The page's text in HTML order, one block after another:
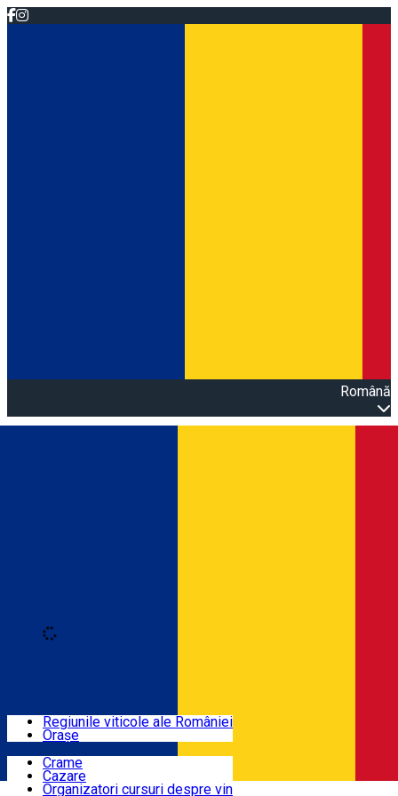
Română
Locuri cu vin
Rute
Regiunile viticole ale României
Orașe
Crame
Cazare
Organizatori cursuri despre vin